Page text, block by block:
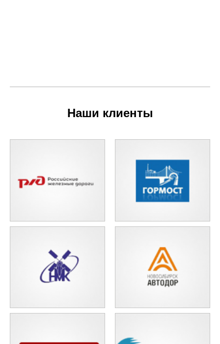
Наши клиенты